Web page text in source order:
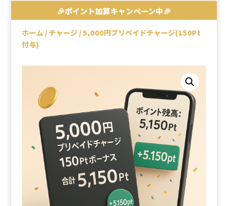
🎉ポイント加算キャンペーン中🎉
ホーム/ チャージ/ 5,000円プリペイドチャージ(150Pt
付与)